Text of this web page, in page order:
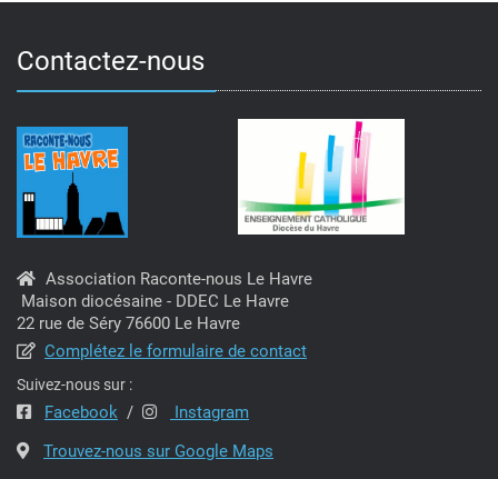
v
Contactez-nous
Association Raconte-nous Le Havre
Maison diocésaine - DDEC Le Havre
22 rue de Séry 76600 Le Havre
Complétez le formulaire de contact
Suivez-nous sur :
Facebook /
Instagram
Trouvez-nous sur Google Maps